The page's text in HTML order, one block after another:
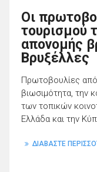
Οι
τουρισμού
απονομής
Βρυξέλλες
Πρωτοβουλίες
βιωσιμότητα, την
των τοπικών
Ελλάδα και την
ΔΙΑΒΑΣΤΕ